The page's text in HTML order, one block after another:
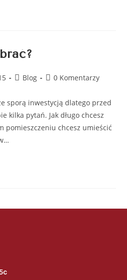
Blog 0 Komentarzy
sporą inwestycją dlatego przed
kilka pytań. Jak długo chcesz
pomieszczeniu chcesz umieścić